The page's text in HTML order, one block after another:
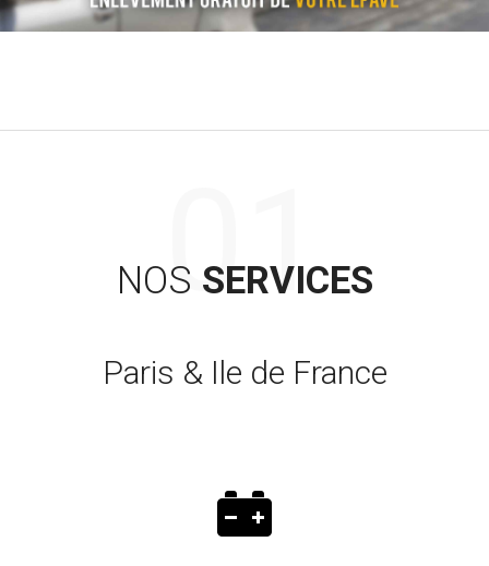
NOS SERVICES
Paris & Ile de France